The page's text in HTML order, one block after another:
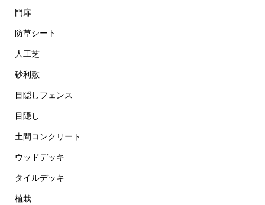
門扉
防草シート
人工芝
砂利敷
目隠しフェンス
目隠し
土間コンクリート
ウッドデッキ
タイルデッキ
植栽